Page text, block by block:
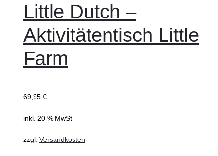
Little Dutch –
Aktivitätentisch Little
Farm
69,95 €
inkl. 20 % MwSt.
zzgl. Versandkosten